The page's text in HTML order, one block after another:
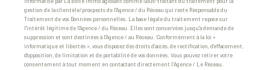
gestion de la clientèle/prospects de l'Agence / du Réseau qui reste Responsable du
Traitement de vos Données personnelles. La base légale du traitement repose sur
l'intérêt légitime de l'Agence / du Réseau. Elles sont conservées jusqu'à demande de
suppression et sont destinées à l'Agence / au Réseau. Conformément à la loi «
informatique et libertés », vous disposez des droits d’accès, de rectification, d’effacement,
d’opposition, de limitation et de portabilité de vos données. Vous pouvez retirer votre
consentement à tout moment en contactant directement l’Agence / Le Réseau.